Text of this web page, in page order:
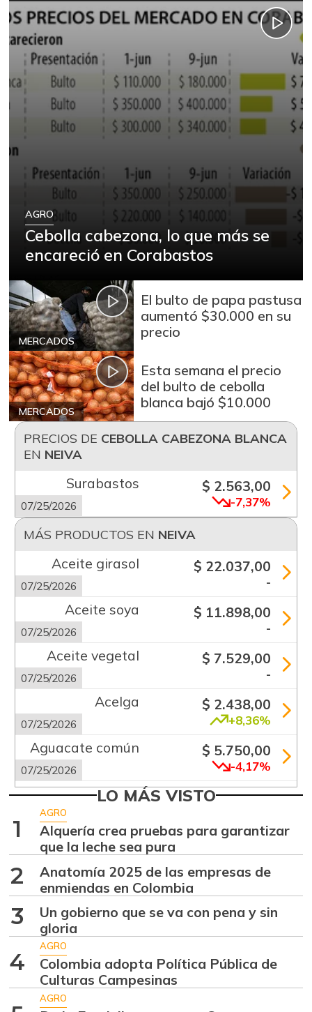
AGRO
Cebolla cabezona, lo que más se
encareció en Corabastos
MERCADOS
El bulto de papa pastusa
aumentó $30.000 en su
precio
MERCADOS
Esta semana el precio
del bulto de cebolla
blanca bajó $10.000
PRECIOS DE CEBOLLA CABEZONA BLANCA
EN NEIVA
Surabastos
07/25/2026
$ 2.563,00
-7,37%
MÁS PRODUCTOS EN NEIVA
Aceite girasol
07/25/2026
$ 22.037,00
-
Aceite soya
07/25/2026
$ 11.898,00
-
Aceite vegetal
07/25/2026
$ 7.529,00
-
Acelga
07/25/2026
$ 2.438,00
+8,36%
Aguacate común
07/25/2026
$ 5.750,00
-4,17%
Aguacate
07/25/2026
$ 8.167,00
Ahuyama
11/01/2014
$ 827,00
+3,38%
Ahuyamín
07/25/2026
$ 2.083,00
+14,01%
07/25/2026 +0,14%
Alas de pollo sin
LO MÁS VISTO
1
AGRO
Alquería crea pruebas para garantizar
que la leche sea pura
2
Anatomía 2025 de las empresas de
enmiendas en Colombia
3
Un gobierno que se va con pena y sin
gloria
4
AGRO
Colombia adopta Política Pública de
Culturas Campesinas
AGRO